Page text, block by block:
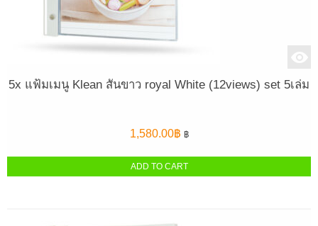
5x แฟ้มเมนู Klean สันขาว royal White (12views) set 5เล่ม
1,580.00฿ ฿
ADD TO CART